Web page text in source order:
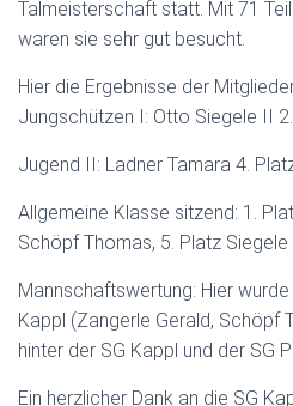
Talmeisterschaft statt. Mit 71
waren sie sehr gut besucht.
Hier die Ergebnisse der
Jungschützen I: Otto Siegele II
Jugend II: Ladner Tamara 4.
Allgemeine Klasse sitzend: 1.
Schöpf Thomas, 5. Platz
Mannschaftswertung: Hier
Kappl (Zangerle Gerald, Schöpf
hinter der SG Kappl und der SG
Ein herzlicher Dank an die SG